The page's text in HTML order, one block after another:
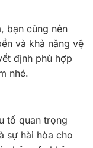
bạn cũng nên
và khả năng vệ
định phù hợp
nhé.
tố quan trọng
sự hài hòa cho